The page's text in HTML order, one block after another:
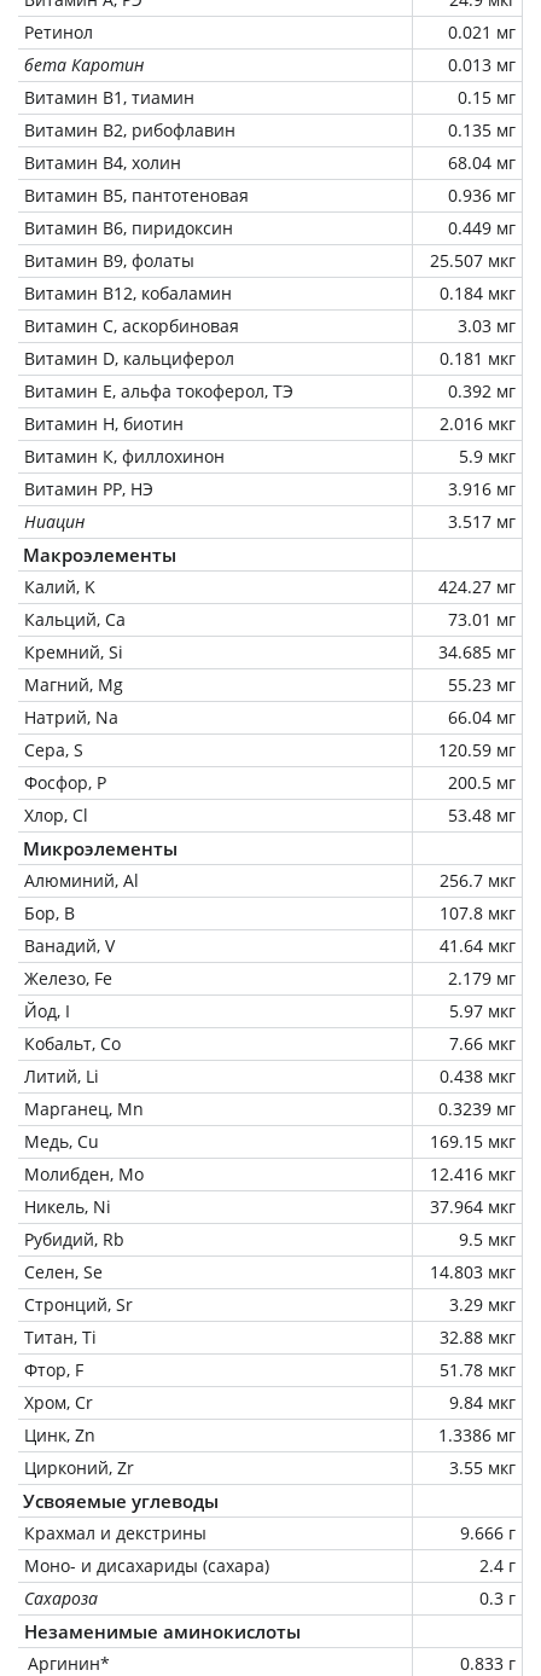
Ретинол
0.021 мг
бета Каротин
0.013 мг
Витамин В1, тиамин
0.15 мг
Витамин В2, рибофлавин
0.135 мг
Витамин В4, холин
68.04 мг
Витамин В5, пантотеновая
0.936 мг
Витамин В6, пиридоксин
0.449 мг
Витамин В9, фолаты
25.507 мкг
Витамин В12, кобаламин
0.184 мкг
Витамин C, аскорбиновая
3.03 мг
Витамин D, кальциферол
0.181 мкг
Витамин Е, альфа токоферол, ТЭ
0.392 мг
Витамин Н, биотин
2.016 мкг
Витамин К, филлохинон
5.9 мкг
Витамин РР, НЭ
3.916 мг
Ниацин
3.517 мг
Макроэлементы
Калий, K
424.27 мг
Кальций, Ca
73.01 мг
Кремний, Si
34.685 мг
Магний, Mg
55.23 мг
Натрий, Na
66.04 мг
Сера, S
120.59 мг
Фосфор, P
200.5 мг
Хлор, Cl
53.48 мг
Микроэлементы
Алюминий, Al
256.7 мкг
Бор, B
107.8 мкг
Ванадий, V
41.64 мкг
Железо, Fe
2.179 мг
Йод, I
5.97 мкг
Кобальт, Co
7.66 мкг
Литий, Li
0.438 мкг
Марганец, Mn
0.3239 мг
Медь, Cu
169.15 мкг
Молибден, Mo
12.416 мкг
Никель, Ni
37.964 мкг
Рубидий, Rb
9.5 мкг
Селен, Se
14.803 мкг
Стронций, Sr
3.29 мкг
Титан, Ti
32.88 мкг
Фтор, F
51.78 мкг
Хром, Cr
9.84 мкг
Цинк, Zn
1.3386 мг
Цирконий, Zr
3.55 мкг
Усвояемые углеводы
Крахмал и декстрины
9.666 г
Моно- и дисахариды (сахара)
2.4 г
Сахароза
0.3 г
Незаменимые аминокислоты
Аргинин*
0.833 г